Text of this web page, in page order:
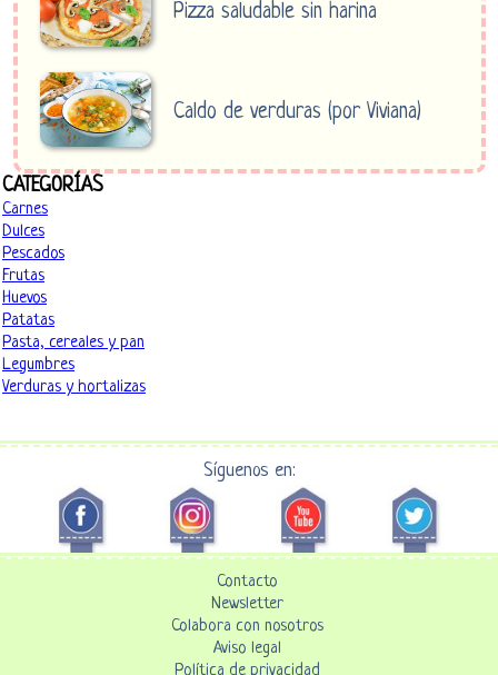
Pizza saludable sin harina
Caldo de verduras (por Viviana)
CATEGORÍAS
Carnes
Dulces
Pescados
Frutas
Huevos
Patatas
Pasta, cereales y pan
Legumbres
Verduras y hortalizas
Síguenos en:
Contacto
Newsletter
Colabora con nosotros
Aviso legal
Política de privacidad